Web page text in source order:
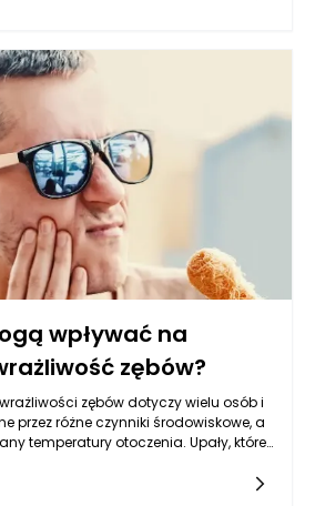
zieleni. Właściwe zarządzanie
wymaga zrozumienia, że tereny
przestrzeń, ale również wpływają na
Dlatego zamiast podejmować
stworzyć plan, który uwzględni to, jak
w dłuższej perspektywie.
wpływać na
zębów?
zębów dotyczy wielu osób i
przez różne czynniki środowiskowe, a
temperatury otoczenia. Upały, które